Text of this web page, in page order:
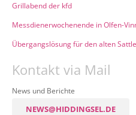
Grillabend der kfd
Messdienerwochenende in Olfen-
Übergangslösung für den alten
Kontakt via Mail
News und Berichte
NEWS@HIDDINGSEL.DE